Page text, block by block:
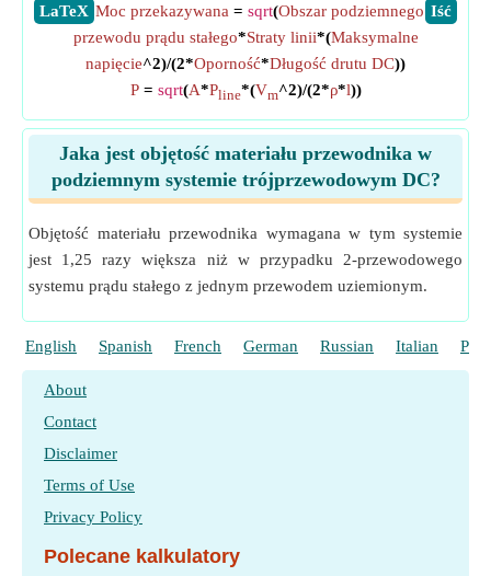
​LaTeX ​Iść
Moc przekazywana = sqrt(Obszar podziemnego
przewodu prądu stałego*Straty linii*(Maksymalne
napięcie^2)/(2*Oporność*Długość drutu DC))
P= sqrt(A*Pline*(Vm^2)/(2*ρ*l))
Jaka jest objętość materiału przewodnika w
podziemnym systemie trójprzewodowym DC?
Objętość materiału przewodnika wymagana w tym systemie
jest 1,25 razy większa niż w przypadku 2-przewodowego
systemu prądu stałego z jednym przewodem uziemionym.
English Spanish French German Russian Italian
About
Contact
Disclaimer
Terms of Use
Privacy Policy
Polecane kalkulatory